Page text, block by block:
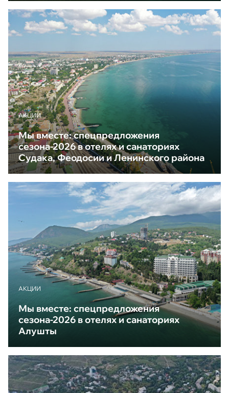
АКЦИИ
Мы вместе: спецпредложения
сезона-2026 в отелях и санаториях
Судака, Феодосии и Ленинского района
АКЦИИ
Мы вместе: спецпредложения
сезона-2026 в отелях и санаториях
Алушты